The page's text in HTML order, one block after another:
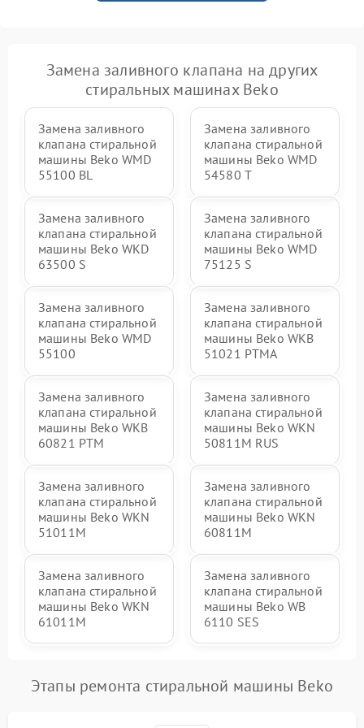
Замена заливного клапана на других
стиральных машинах Beko
Замена заливного
клапана стиральной
машины Beko WMD
55100 BL
Замена заливного
клапана стиральной
машины Beko WMD
54580 T
Замена заливного
клапана стиральной
машины Beko WKD
63500 S
Замена заливного
клапана стиральной
машины Beko WMD
75125 S
Замена заливного
клапана стиральной
машины Beko WMD
55100
Замена заливного
клапана стиральной
машины Beko WKB
51021 PTМА
Замена заливного
клапана стиральной
машины Beko WKB
60821 PTМ
Замена заливного
клапана стиральной
машины Beko WKN
50811M RUS
Замена заливного
клапана стиральной
машины Beko WKN
51011M
Замена заливного
клапана стиральной
машины Beko WKN
60811M
Замена заливного
клапана стиральной
машины Beko WKN
61011M
Замена заливного
клапана стиральной
машины Beko WB
6110 SES
Этапы ремонта стиральной машины Beko